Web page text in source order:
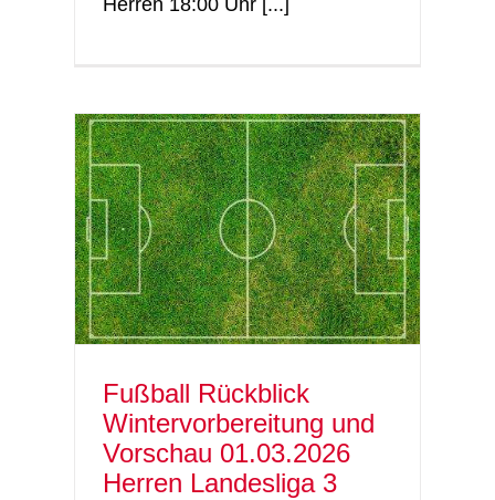
Herren 18:00 Uhr [...]
Fußball Rückblick
Wintervorbereitung und
Vorschau 01.03.2026
Herren Landesliga 3